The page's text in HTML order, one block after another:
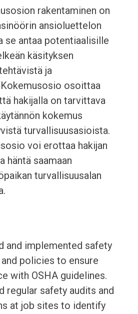
rakentaminen on
ansioluettelon
se antaa potentiaalisille
käsityksen
ja
osoittaa
hakijalla on tarvittava
kokemus
turvallisuusasioista.
voi erottaa hakijan
häntä saamaan
turvallisuusalan
and implemented safety
policies to ensure
with OSHA guidelines.
regular safety audits and
at job sites to identify